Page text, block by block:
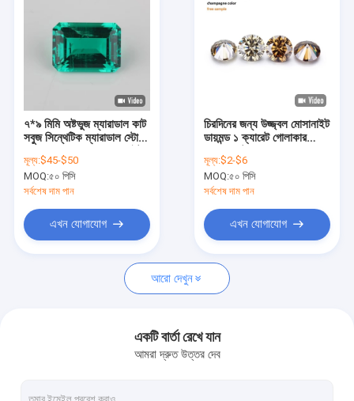
আমাদের সম্পর্কে
কারখানা ভ্রমণ
মান নিয়ন্ত্রণ
যোগাযোগ করুন
কেস
স্টার্লিং সিলভার গয়না নেকলেস
স্টার্লিং সিলভার জুয়েলারির রিং
স্টার্লিং সিলভার গয়না কানের দুল
৭*৯ মিমি অষ্টভুজ ম্যারাডাল কাট
সবুজ সিন্থেটিক ম্যারাডাল স্টোন
মূল্য:$45-$50
MOQ:৫০ পিসি
সর্বশেষ দাম পান
এখন যোগাযোগ
চিরদিনের জন্য উজ্জ্বল মোসানাইট
ডায়মন্ড ১ ক্যারেট গোলাকার
মূল্য:$2-$6
MOQ:৫০ পিসি
সর্বশেষ দাম পান
এখন যোগাযোগ
আরো দেখুন
একটি বার্তা রেখে যান
আমরা দ্রুত উত্তর দেব